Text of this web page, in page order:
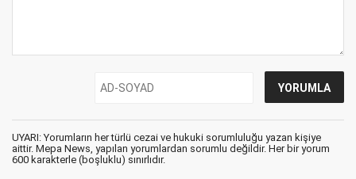
UYARI: Yorumların her türlü cezai ve hukuki sorumluluğu yazan kişiye
aittir. Mepa News, yapılan yorumlardan sorumlu değildir. Her bir yorum
600 karakterle (boşluklu) sınırlıdır.